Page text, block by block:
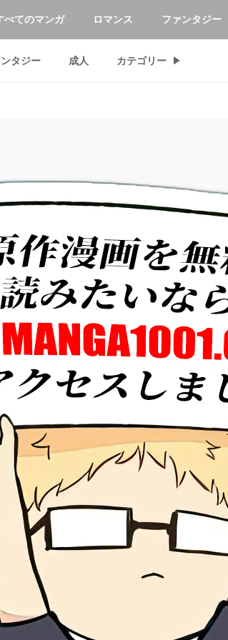
べてのマンガ ロマンス ファンタジー
タジー 成人 カテゴリー